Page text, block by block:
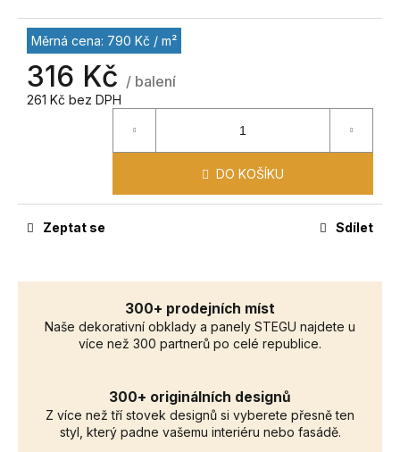
Měrná cena: 790 Kč / m²
316 Kč / balení
261 Kč bez DPH
DO KOŠÍKU
Zeptat se Sdílet
300+ prodejních míst
Naše dekorativní obklady a panely STEGU najdete u
více než 300 partnerů po celé republice.
300+ originálních designů
Z více než tří stovek designů si vyberete přesně ten
styl, který padne vašemu interiéru nebo fasádě.
e
m
e